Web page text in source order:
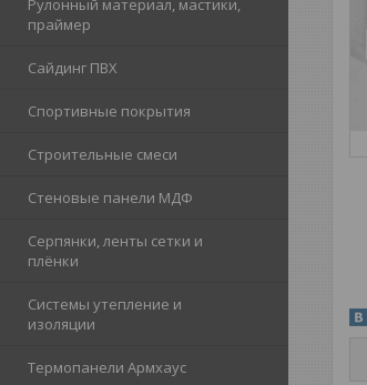
Рулонный материал, мастики,
праймер
Сайдинг ПВХ
Спортивные покрытия
Строительные смеси
Стеновые панели МДФ
Серпянки, ленты сетки и
плёнки
Системы утепление и
изоляции
Термопанели Армхаус